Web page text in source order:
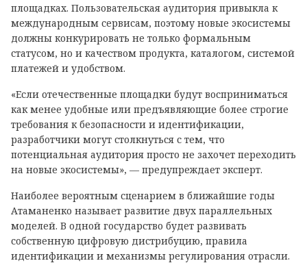
площадках. Пользовательская аудитория привыкла к
международным сервисам, поэтому новые экосистемы
должны конкурировать не только формальным
статусом, но и качеством продукта, каталогом, системой
платежей и удобством.
«Если отечественные площадки будут восприниматься
как менее удобные или предъявляющие более строгие
требования к безопасности и идентификации,
разработчики могут столкнуться с тем, что
потенциальная аудитория просто не захочет переходить
на новые экосистемы», — предупреждает эксперт.
Наиболее вероятным сценарием в ближайшие годы
Атаманенко называет развитие двух параллельных
моделей. В одной государство будет развивать
собственную цифровую дистрибуцию, правила
идентификации и механизмы регулирования отрасли.